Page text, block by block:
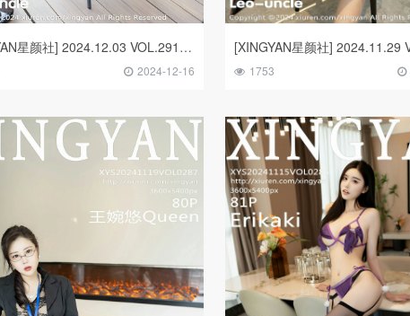
[XINGYAN星颜社] 2024.12.03 VOL.291 王婉悠Queen
2024-12-16 1753